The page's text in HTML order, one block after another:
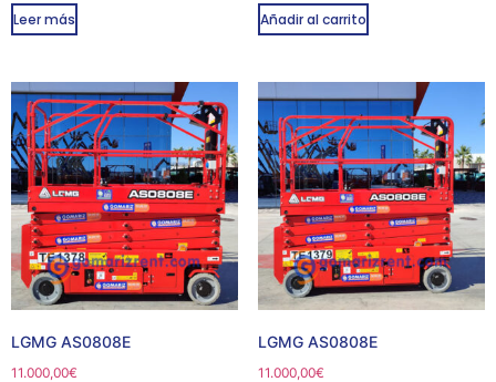
Leer más Añadir al carrito
LGMG AS0808E
11.000,00€
LGMG AS0808E
11.000,00€